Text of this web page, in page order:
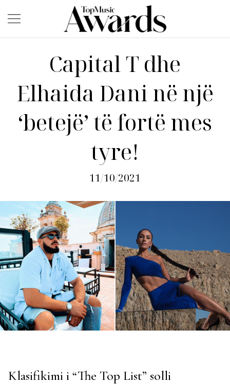
Capital T dhe
Elhaida Dani në një
‘betejë’ të fortë mes
tyre!
11/10/2021
Klasifikimi i “The Top List” solli